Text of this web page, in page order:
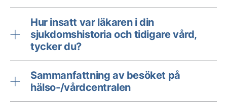
Hur insatt var läkaren i din
sjukdomshistoria och tidigare vård,
tycker du?
Sammanfattning av besöket på
hälso-/vårdcentralen